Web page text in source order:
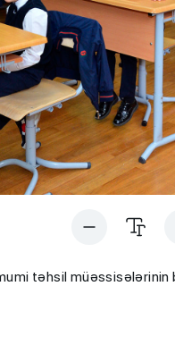
təhsil müəssisələrinin